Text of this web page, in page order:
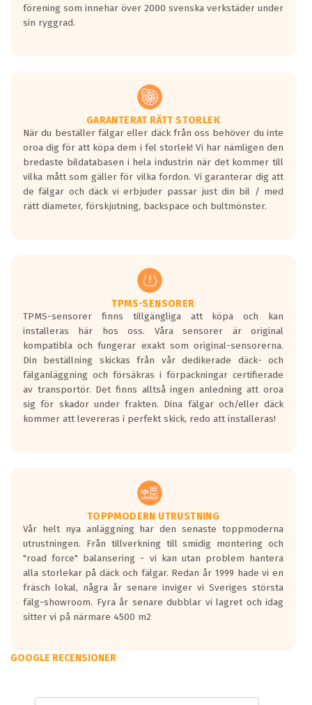
förening som innehar över 2000 svenska verkstäder under
sin ryggrad.
GARANTERAT RÄTT STORLEK
När du beställer fälgar eller däck från oss behöver du inte
oroa dig för att köpa dem i fel storlek! Vi har nämligen den
bredaste bildatabasen i hela industrin när det kommer till
vilka mått som gäller för vilka fordon. Vi garanterar dig att
de fälgar och däck vi erbjuder passar just din bil / med
rätt diameter, förskjutning, backspace och bultmönster.
TPMS-SENSORER
TPMS-sensorer finns tillgängliga att köpa och kan
installeras här hos oss. Våra sensorer är original
kompatibla och fungerar exakt som original-sensorerna.
Din beställning skickas från vår dedikerade däck- och
fälganläggning och försäkras i förpackningar certifierade
av transportör. Det finns alltså ingen anledning att oroa
sig för skador under frakten. Dina fälgar och/eller däck
kommer att levereras i perfekt skick, redo att installeras!
TOPPMODERN UTRUSTNING
Vår helt nya anläggning har den senaste toppmoderna
utrustningen. Från tillverkning till smidig montering och
"road force" balansering - vi kan utan problem hantera
alla storlekar på däck och fälgar. Redan år 1999 hade vi en
fräsch lokal, några år senare inviger vi Sveriges största
fälg-showroom. Fyra år senare dubblar vi lagret och idag
sitter vi på närmare 4500 m2
GOOGLE RECENSIONER